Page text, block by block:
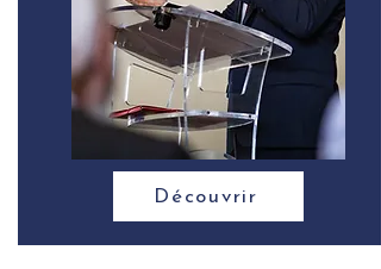
Découvrir